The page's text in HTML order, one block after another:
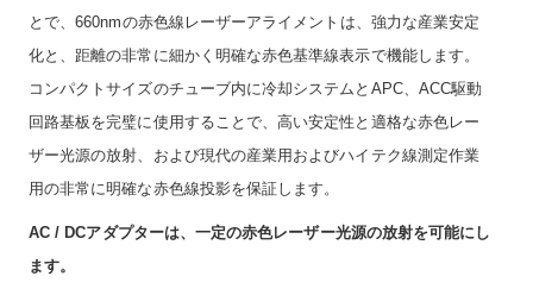
とで、660nmの赤色線レーザーアライメントは、強力な産業安定
化と、距離の非常に細かく明確な赤色基準線表示で機能します。
コンパクトサイズのチューブ内に冷却システムとAPC、ACC駆動
回路基板を完璧に使用することで、高い安定性と適格な赤色レー
ザー光源の放射、および現代の産業用およびハイテク線測定作業
用の非常に明確な赤色線投影を保証します。
AC / DCアダプターは、一定の赤色レーザー光源の放射を可能にし
ます。